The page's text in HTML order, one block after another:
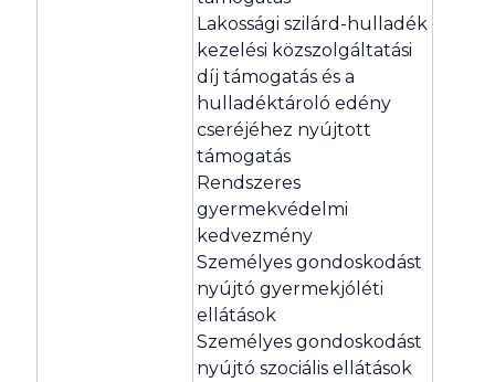
Lakossági szilárd-hulladék
kezelési közszolgáltatási
díj támogatás és a
hulladéktároló edény
cseréjéhez nyújtott
támogatás
Rendszeres
gyermekvédelmi
kedvezmény
Személyes gondoskodást
nyújtó gyermekjóléti
ellátások
Személyes gondoskodást
nyújtó szociális ellátások